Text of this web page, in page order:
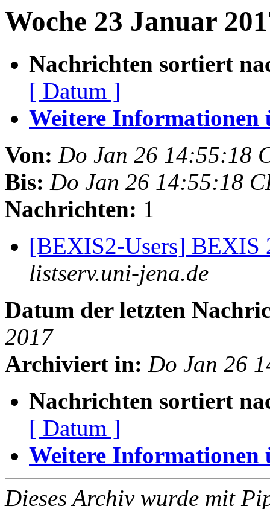
Woche 23 Januar
Nachrichten sortiert
[ Datum ]
Weitere Informationen
Von: Do Jan 26 14:55:18
Bis: Do Jan 26 14:55:18
Nachrichten: 1
[BEXIS2-Users] BEXIS
listserv.uni-jena.de
Datum der letzten
2017
Archiviert in: Do Jan 26
Nachrichten sortiert
[ Datum ]
Weitere Informationen
Dieses Archiv wurde mit